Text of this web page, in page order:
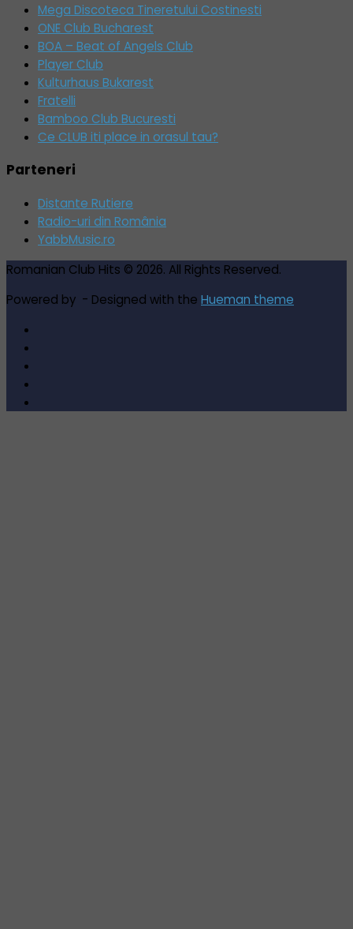
Mega Discoteca Tineretului Costinesti
ONE Club Bucharest
BOA – Beat of Angels Club
Player Club
Kulturhaus Bukarest
Fratelli
Bamboo Club Bucuresti
Ce CLUB iti place in orasul tau?
Parteneri
Distante Rutiere
Radio-uri din România
YabbMusic.ro
Romanian Club Hits © 2026. All Rights Reserved.
Powered by - Designed with the Hueman theme